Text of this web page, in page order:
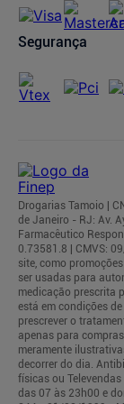
Segurança
Drogarias Tamoio |
de Janeiro - RJ: Av.
Farmacêutico
0.73581.8 | CMVS:
site, como
ser usadas para
medicação prescrita
está em condições
prescrever o
apenas para
meramente
decorrer do dia.
físicas ou
das 07 às 23h00 e